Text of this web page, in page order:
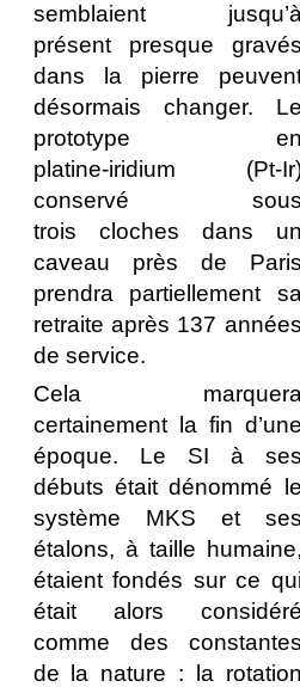
semblaient
présent presque
dans la pierre
désormais changer.
prototype
platine‑iridium
conservé
trois cloches dans
caveau près de
prendra partiellement
retraite après 137
de service.
Cela
certainement la fin
époque. Le SI à
débuts était dénommé
système MKS et
étalons, à taille
étaient fondés sur ce
était alors
comme des
de la nature : la